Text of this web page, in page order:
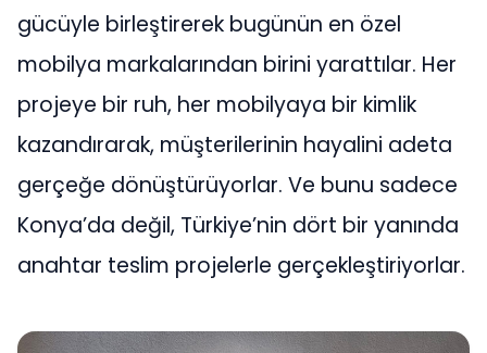
gücüyle birleştirerek bugünün en özel
mobilya markalarından birini yarattılar. Her
projeye bir ruh, her mobilyaya bir kimlik
kazandırarak, müşterilerinin hayalini adeta
gerçeğe dönüştürüyorlar. Ve bunu sadece
Konya’da değil, Türkiye’nin dört bir yanında
anahtar teslim projelerle gerçekleştiriyorlar.